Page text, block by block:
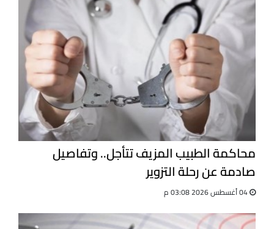
محاكمة الطبيب المزيف تتأجل.. وتفاصيل
صادمة عن رحلة التزوير